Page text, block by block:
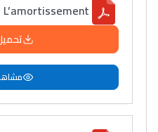
L’amortissement